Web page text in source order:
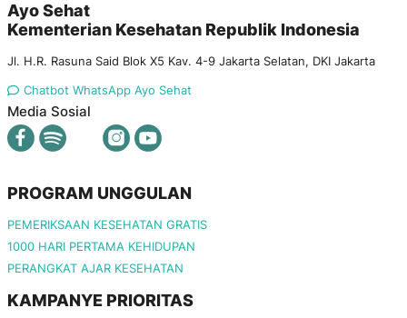
Ayo Sehat
Kementerian Kesehatan Republik Indonesia
Jl. H.R. Rasuna Said Blok X5 Kav. 4-9 Jakarta Selatan, DKI Jakarta
Chatbot WhatsApp Ayo Sehat
Media Sosial
PROGRAM UNGGULAN
PEMERIKSAAN KESEHATAN GRATIS
1000 HARI PERTAMA KEHIDUPAN
PERANGKAT AJAR KESEHATAN
KAMPANYE PRIORITAS